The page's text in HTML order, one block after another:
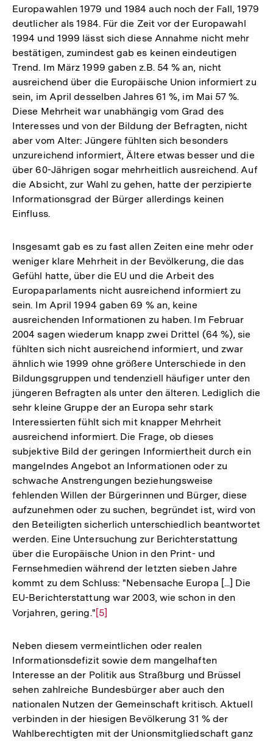
Europawahlen 1979 und 1984 auch noch der Fall, 1979
deutlicher als 1984. Für die Zeit vor der Europawahl
1994 und 1999 lässt sich diese Annahme nicht mehr
bestätigen, zumindest gab es keinen eindeutigen
Trend. Im März 1999 gaben z.B. 54 % an, nicht
ausreichend über die Europäische Union informiert zu
sein, im April desselben Jahres 61 %, im Mai 57 %.
Diese Mehrheit war unabhängig vom Grad des
Interesses und von der Bildung der Befragten, nicht
aber vom Alter: Jüngere fühlten sich besonders
unzureichend informiert, Ältere etwas besser und die
über 60-Jährigen sogar mehrheitlich ausreichend. Auf
die Absicht, zur Wahl zu gehen, hatte der perzipierte
Informationsgrad der Bürger allerdings keinen
Einfluss.
Insgesamt gab es zu fast allen Zeiten eine mehr oder
weniger klare Mehrheit in der Bevölkerung, die das
Gefühl hatte, über die EU und die Arbeit des
Europaparlaments nicht ausreichend informiert zu
sein. Im April 1994 gaben 69 % an, keine
ausreichenden Informationen zu haben. Im Februar
2004 sagen wiederum knapp zwei Drittel (64 %), sie
fühlten sich nicht ausreichend informiert, und zwar
ähnlich wie 1999 ohne größere Unterschiede in den
Bildungsgruppen und tendenziell häufiger unter den
jüngeren Befragten als unter den älteren. Lediglich die
sehr kleine Gruppe der an Europa sehr stark
Interessierten fühlt sich mit knapper Mehrheit
ausreichend informiert. Die Frage, ob dieses
subjektive Bild der geringen Informiertheit durch ein
mangelndes Angebot an Informationen oder zu
schwache Anstrengungen beziehungsweise
fehlenden Willen der Bürgerinnen und Bürger, diese
aufzunehmen oder zu suchen, begründet ist, wird von
den Beteiligten sicherlich unterschiedlich beantwortet
werden. Eine Untersuchung zur Berichterstattung
über die Europäische Union in den Print- und
Fernsehmedien während der letzten sieben Jahre
kommt zu dem Schluss: "Nebensache Europa [...] Die
EU-Berichterstattung war 2003, wie schon in den
Vorjahren, gering."Zur
der
Fußnote
[5]
Neben diesem vermeintlichen oder realen
Informationsdefizit sowie dem mangelhaften
Interesse an der Politik aus Straßburg und Brüssel
sehen zahlreiche Bundesbürger aber auch den
nationalen Nutzen der Gemeinschaft kritisch. Aktuell
verbinden in der hiesigen Bevölkerung 31 % der
Wahlberechtigten mit der Unionsmitgliedschaft ganz